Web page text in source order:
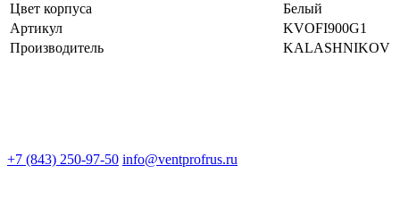
Цвет корпуса
Белый
Артикул
KVOFI900G1
Производитель
KALASHNIKOV
+7 (843) 250-97-50 info@ventprofrus.ru